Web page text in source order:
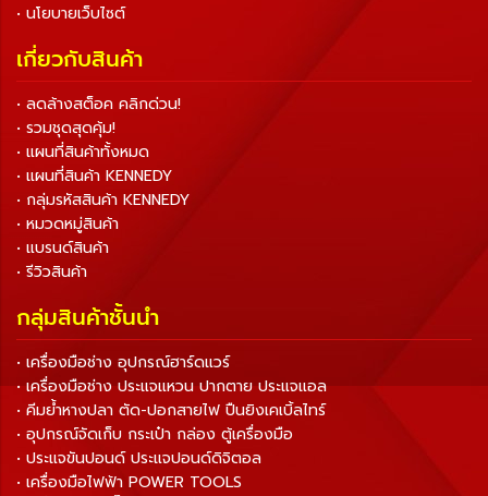
• นโยบายเว็บไซต์
เกี่ยวกับสินค้า
• ลดล้างสต็อค คลิกด่วน!
• รวมชุดสุดคุ้ม!
• แผนที่สินค้าทั้งหมด
• แผนที่สินค้า KENNEDY
• กลุ่มรหัสสินค้า KENNEDY
• หมวดหมู่สินค้า
• แบรนด์สินค้า
• รีวิวสินค้า
กลุ่มสินค้าชั้นนำ
• เครื่องมือช่าง อุปกรณ์ฮาร์ดแวร์
• เครื่องมือช่าง ประแจแหวน ปากตาย ประแจแอล
• คีมย้ำหางปลา ตัด-ปอกสายไฟ ปืนยิงเคเบิ้ลไทร์
• อุปกรณ์จัดเก็บ กระเป๋า กล่อง ตู้เครื่องมือ
• ประแจขันปอนด์ ประแจปอนด์ดิจิตอล
• เครื่องมือไฟฟ้า POWER TOOLS